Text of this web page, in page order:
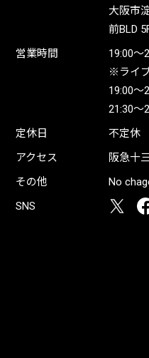
大阪市
前BLD
営業時間
19:00〜
※ライ
19:00〜
21:30〜
定休日
不定休
アクセス
阪急十
その他
No
SNS